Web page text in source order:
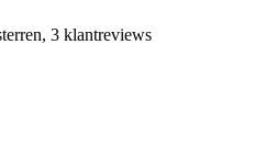
3 klantreviews